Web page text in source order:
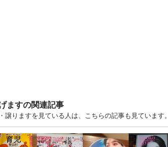
ますの関連記事
譲りますを見ている人は、こちらの記事も見ています。